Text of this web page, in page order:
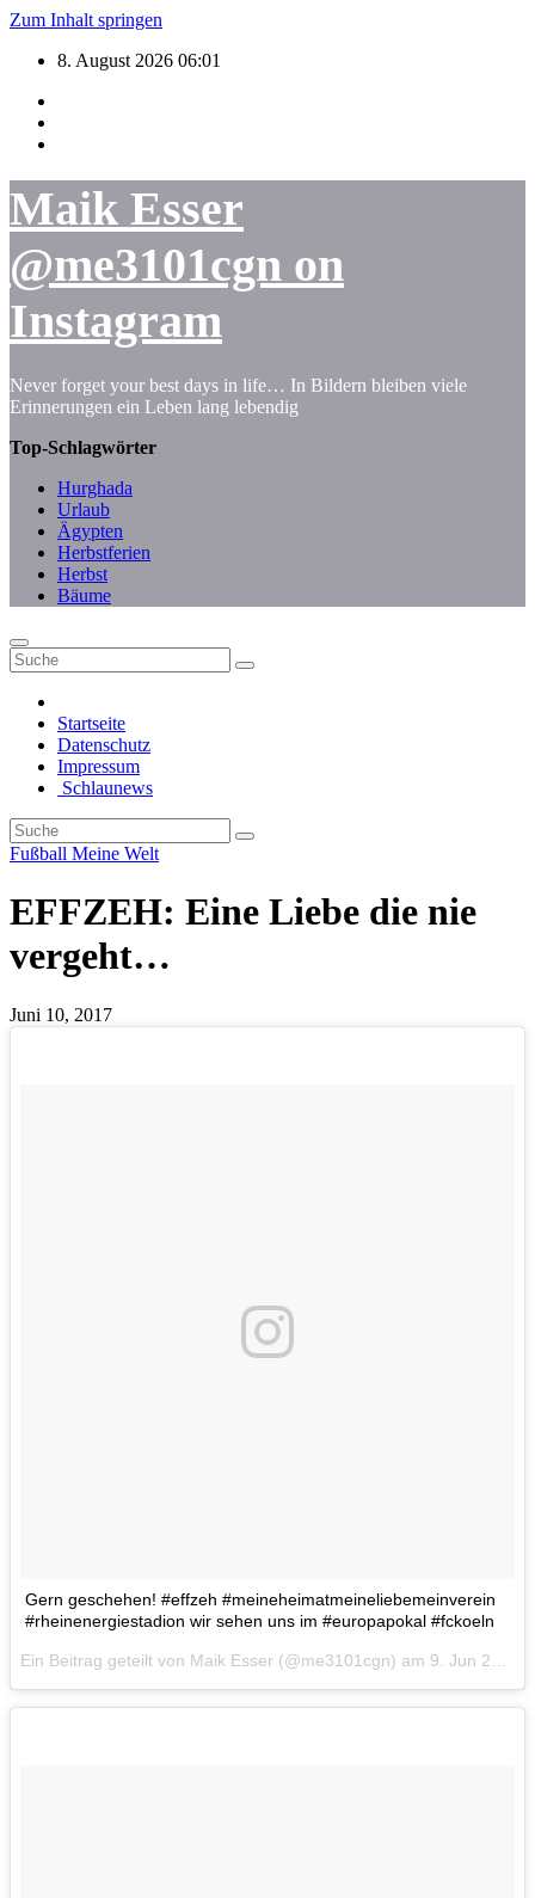
Zum Inhalt springen
8. August 2026 06:01
Maik Esser
@me3101cgn on
Instagram
Never forget your best days in life… In Bildern bleiben viele
Erinnerungen ein Leben lang lebendig
Top-Schlagwörter
Hurghada
Urlaub
Ägypten
Herbstferien
Herbst
Bäume
Startseite
Datenschutz
Impressum
Schlaunews
Fußball Meine Welt
EFFZEH: Eine Liebe die nie
vergeht…
Juni 10, 2017
Gern geschehen! #effzeh #meineheimatmeineliebemeinverein
#rheinenergiestadion wir sehen uns im #europapokal #fckoeln
Ein Beitrag geteilt von Maik Esser (@me3101cgn) am 9. Jun 2017 um 12:54 Uhr